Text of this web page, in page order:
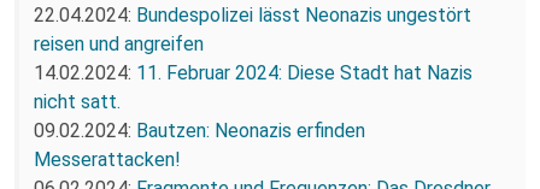
22.04.2024: Bundespolizei lässt Neonazis ungestört
reisen und angreifen
14.02.2024: 11. Februar 2024: Diese Stadt hat Nazis
nicht satt.
09.02.2024: Bautzen: Neonazis erfinden
Messerattacken!